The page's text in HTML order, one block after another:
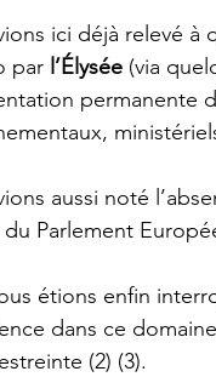
ici déjà relevé à
par l’Élysée (via
permanente
aussi noté
du Parlement
étions enfin
dans ce
(2) (3).